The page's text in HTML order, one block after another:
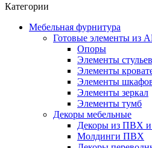
Категории
Мебельная фурнитура
Готовые элементы из
Опоры
Элементы стульев
Элементы
Элементы
Элементы зеркал
Элементы тумб
Декоры мебельные
Декоры из ПВХ
Молдинги ПВХ